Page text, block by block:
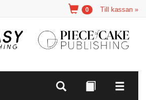
Till kassan »
0